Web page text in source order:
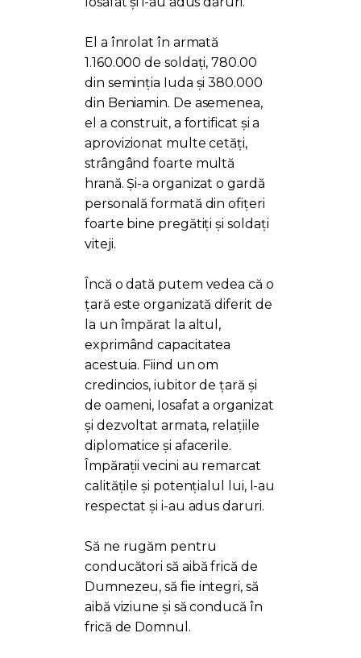
El a înrolat în armată
1.160.000 de soldați, 780.00
din seminția Iuda și 380.000
din Beniamin. De asemenea,
el a construit, a fortificat și a
aprovizionat multe cetăți,
strângând foarte multă
hrană. Și-a organizat o gardă
personală formată din ofițeri
foarte bine pregătiți și soldați
viteji.
Încă o dată putem vedea că o
țară este organizată diferit de
la un împărat la altul,
exprimând capacitatea
acestuia. Fiind un om
credincios, iubitor de țară și
de oameni, Iosafat a organizat
și dezvoltat armata, relațiile
diplomatice și afacerile.
Împărații vecini au remarcat
calitățile și potențialul lui, l-au
respectat și i-au adus daruri.
Să ne rugăm pentru
conducători să aibă frică de
Dumnezeu, să fie integri, să
aibă viziune și să conducă în
frică de Domnul.